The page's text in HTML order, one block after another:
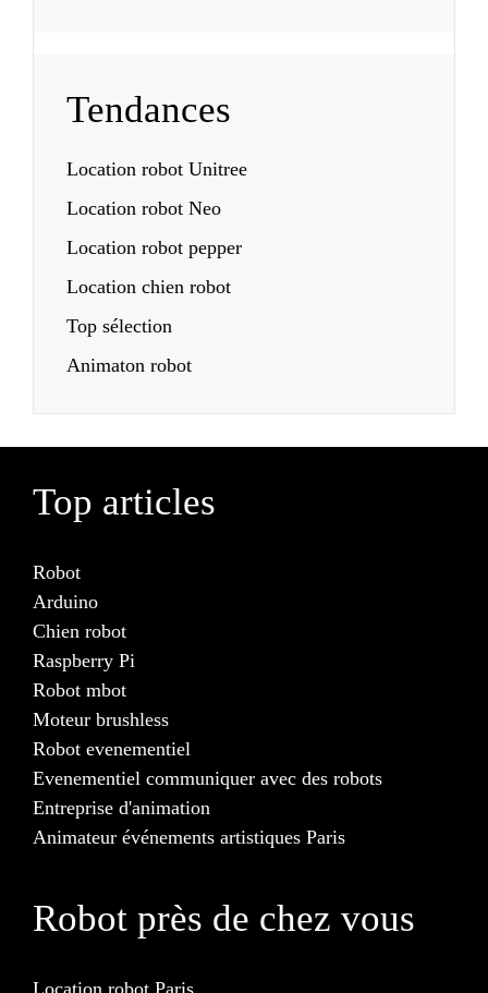
Tendances
Location robot Unitree
Location robot Neo
Location robot pepper
Location chien robot
Top sélection
Animaton robot
Top articles
Robot
Arduino
Chien robot
Raspberry Pi
Robot mbot
Moteur brushless
Robot evenementiel
Evenementiel communiquer avec des robots
Entreprise d'animation
Animateur événements artistiques Paris
Robot près de chez vous
Location robot Paris